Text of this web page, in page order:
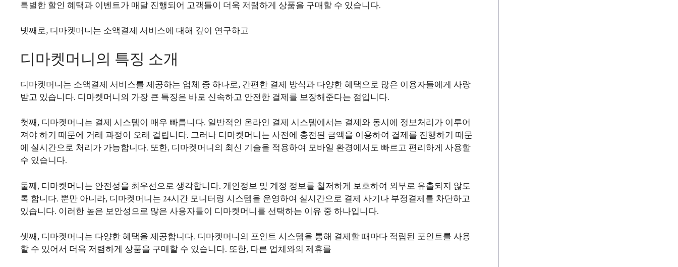
특별한 할인 혜택과 이벤트가 매달 진행되어 고객들이 더욱 저렴하게 상품을 구매할 수 있습니다.
넷째로, 디마켓머니는 소액결제 서비스에 대해 깊이 연구하고
디마켓머니의 특징 소개
디마켓머니는 소액결제 서비스를 제공하는 업체 중 하나로, 간편한 결제 방식과 다양한 혜택으로 많은 이용자들에게 사랑
받고 있습니다. 디마켓머니의 가장 큰 특징은 바로 신속하고 안전한 결제를 보장해준다는 점입니다.
첫째, 디마켓머니는 결제 시스템이 매우 빠릅니다. 일반적인 온라인 결제 시스템에서는 결제와 동시에 정보처리가 이루어
져야 하기 때문에 거래 과정이 오래 걸립니다. 그러나 디마켓머니는 사전에 충전된 금액을 이용하여 결제를 진행하기 때문
에 실시간으로 처리가 가능합니다. 또한, 디마켓머니의 최신 기술을 적용하여 모바일 환경에서도 빠르고 편리하게 사용할
수 있습니다.
둘째, 디마켓머니는 안전성을 최우선으로 생각합니다. 개인정보 및 계정 정보를 철저하게 보호하여 외부로 유출되지 않도
록 합니다. 뿐만 아니라, 디마켓머니는 24시간 모니터링 시스템을 운영하여 실시간으로 결제 사기나 부정결제를 차단하고
있습니다. 이러한 높은 보안성으로 많은 사용자들이 디마켓머니를 선택하는 이유 중 하나입니다.
셋째, 디마켓머니는 다양한 혜택을 제공합니다. 디마켓머니의 포인트 시스템을 통해 결제할 때마다 적립된 포인트를 사용
할 수 있어서 더욱 저렴하게 상품을 구매할 수 있습니다. 또한, 다른 업체와의 제휴를